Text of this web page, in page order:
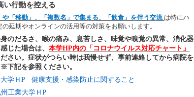
い行動を控える
や「移動」、「複数名」で集まる、「飲食」を伴う交流 は特にハ
延期やオンラインの活用等の対策をお願いします。
だるさ、喉の痛み、息苦しさ、味覚や嗅覚の異常、消化器
じた場合は、 本学HP内の「コロナウイルス対応チャート」
さい。症状がつらい時は我慢せず、事前連絡してから病院を
記を参照ください。
学ＨP健康支援・感染防止に関すること
工業大学ＨP